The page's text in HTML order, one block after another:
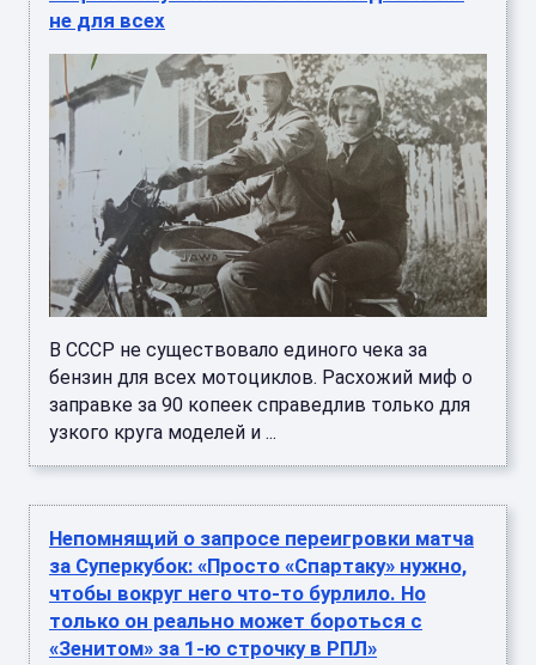
не для всех
В СССР не существовало единого чека за
бензин для всех мотоциклов. Расхожий миф о
заправке за 90 копеек справедлив только для
узкого круга моделей и ...
Непомнящий о запросе переигровки матча
за Суперкубок: «Просто «Спартаку» нужно,
чтобы вокруг него что-то бурлило. Но
только он реально может бороться с
«Зенитом» за 1-ю строчку в РПЛ»